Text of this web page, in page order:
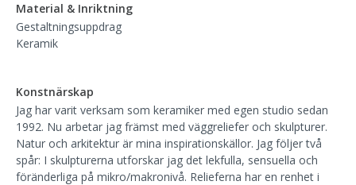
Material & Inriktning
Gestaltningsuppdrag
Keramik
Konstnärskap
Jag har varit verksam som keramiker med egen studio sedan
1992. Nu arbetar jag främst med väggreliefer och skulpturer.
Natur och arkitektur är mina inspirationskällor. Jag följer två
spår: I skulpturerna utforskar jag det lekfulla, sensuella och
föränderliga på mikro/makronivå. Relieferna har en renhet i